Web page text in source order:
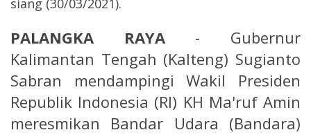
PALANGKA RAYA - Gubernur
Kalimantan Tengah (Kalteng) Sugianto
Sabran mendampingi Wakil Presiden
Republik Indonesia (RI) KH Ma'ruf Amin
meresmikan Bandar Udara (Bandara)